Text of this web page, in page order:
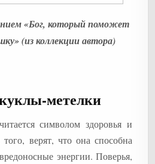
«Бог, который поможет
(из коллекции автора)
метелки
символом здоровья и
верят, что она способна
энергии. Поверья,